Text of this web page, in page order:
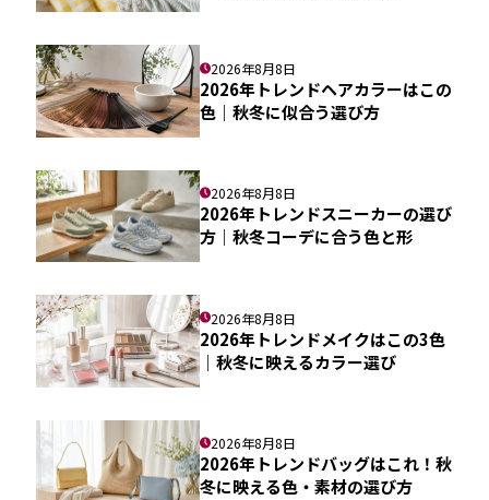
2026年8月8日
2026年トレンドヘアカラーはこの
色｜秋冬に似合う選び方
2026年8月8日
2026年トレンドスニーカーの選び
方｜秋冬コーデに合う色と形
2026年8月8日
2026年トレンドメイクはこの3色
｜秋冬に映えるカラー選び
2026年8月8日
2026年トレンドバッグはこれ！秋
冬に映える色・素材の選び方